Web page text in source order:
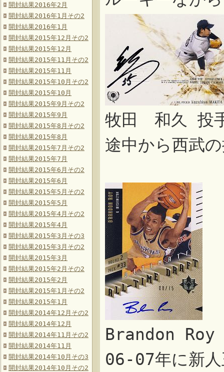
開封結果2016年2月
開封結果2016年1月その2
開封結果2016年1月
開封結果2015年12月その2
開封結果2015年12月
開封結果2015年11月その2
開封結果2015年11月
開封結果2015年10月その2
開封結果2015年10月
開封結果2015年9月その2
開封結果2015年9月
開封結果2015年8月その2
開封結果2015年8月
開封結果2015年7月その2
開封結果2015年7月
開封結果2015年6月その2
開封結果2015年6月
開封結果2015年5月その2
開封結果2015年5月
開封結果2015年4月その2
開封結果2015年4月
開封結果2015年3月その3
開封結果2015年3月その2
開封結果2015年3月
開封結果2015年2月その2
開封結果2015年2月
開封結果2015年1月その2
開封結果2015年1月
開封結果2014年12月その2
開封結果2014年12月
開封結果2014年11月その2
開封結果2014年11月
開封結果2014年10月その3
開封結果2014年10月その2
牧田 和久 投
途中から西武
Brandon Roy
06-07年に新人